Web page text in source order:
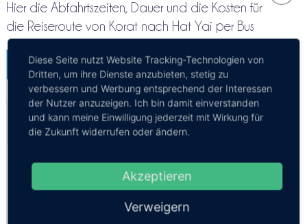
Hier die Abfahrtszeiten, Dauer und die Kosten für
die Reiseroute von Korat nach Hat Yai per Bus
Nakhon Ratchasima - Hat Yai
Mehr Infos / Tickets
Privattransfer Nakhon Ratchasima - Hat Yai
Kosten:EUR 165.53–215.19
Minivan 9 Personen
Diese Seite nutzt Website Tracking-Technologien von
Dritten, um ihre Dienste anzubieten, stetig zu
verbessern und Werbung entsprechend der Interessen
der Nutzer anzuzeigen. Ich bin damit einverstanden
und kann meine Einwilligung jederzeit mit Wirkung für
die Zukunft widerrufen oder ändern.
Akzeptieren
Verweigern